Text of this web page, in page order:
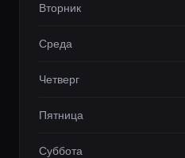
Вторник
Среда
Четверг
Пятница
Суббота